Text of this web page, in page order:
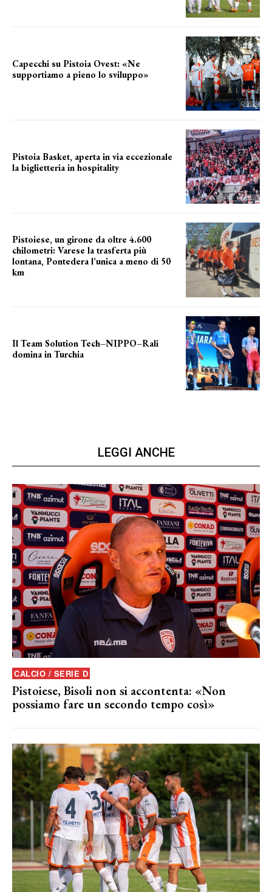
Capecchi su Pistoia Ovest: «Ne
supportiamo a pieno lo sviluppo»
Pistoia Basket, aperta in via eccezionale
la biglietteria in hospitality
Pistoiese, un girone da oltre 4.600
chilometri: Varese la trasferta più
lontana, Pontedera l’unica a meno di 50
km
Il Team Solution Tech–NIPPO–Rali
domina in Turchia
LEGGI ANCHE
CALCIO / SERIE D
Pistoiese, Bisoli non si accontenta: «Non
possiamo fare un secondo tempo così»